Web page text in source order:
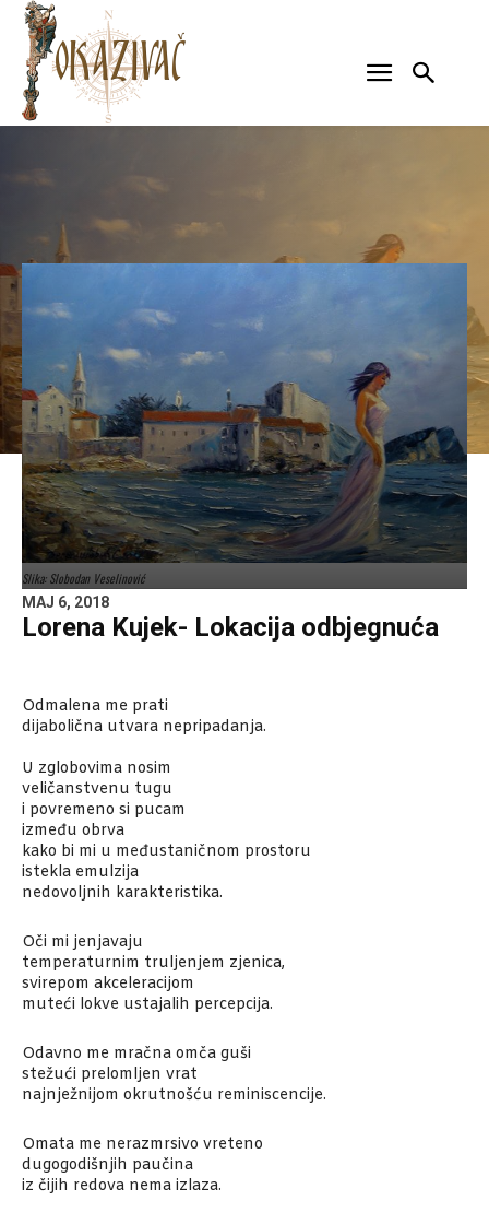
Slika: Slobodan Veselinović
MAJ 6, 2018
Lorena Kujek- Lokacija odbjegnuća
Odmalena me prati
dijabolična utvara nepripadanja.
U zglobovima nosim
veličanstvenu tugu
i povremeno si pucam
između obrva
kako bi mi u međustaničnom prostoru
istekla emulzija
nedovoljnih karakteristika.
Oči mi jenjavaju
temperaturnim truljenjem zjenica,
svirepom akceleracijom
muteći lokve ustajalih percepcija.
Odavno me mračna omča guši
stežući prelomljen vrat
najnježnijom okrutnošću reminiscencije.
Omata me nerazmrsivo vreteno
dugogodišnjih paučina
iz čijih redova nema izlaza.